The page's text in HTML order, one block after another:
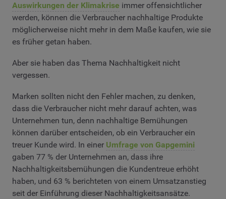
Auswirkungen der Klimakrise immer offensichtlicher
werden, können die Verbraucher nachhaltige Produkte
möglicherweise nicht mehr in dem Maße kaufen, wie sie
es früher getan haben.
Aber sie haben das Thema Nachhaltigkeit nicht
vergessen.
Marken sollten nicht den Fehler machen, zu denken,
dass die Verbraucher nicht mehr darauf achten, was
Unternehmen tun, denn nachhaltige Bemühungen
können darüber entscheiden, ob ein Verbraucher ein
treuer Kunde wird. In einer Umfrage von Gapgemini
gaben 77 % der Unternehmen an, dass ihre
Nachhaltigkeitsbemühungen die Kundentreue erhöht
haben, und 63 % berichteten von einem Umsatzanstieg
seit der Einführung dieser Nachhaltigkeitsansätze.